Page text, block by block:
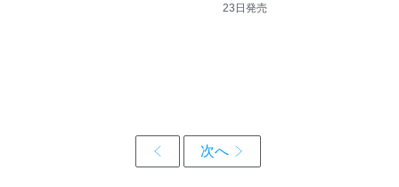
23日発売